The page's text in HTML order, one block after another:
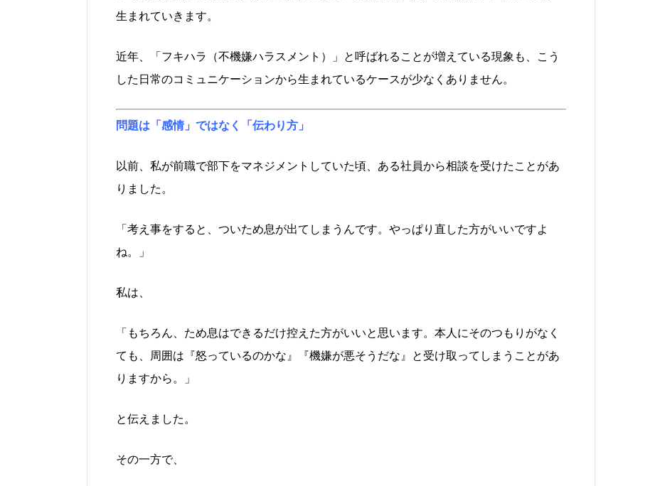
生まれていきます。
近年、「フキハラ（不機嫌ハラスメント）」と呼ばれることが増えている現象も、こう
した日常のコミュニケーションから生まれているケースが少なくありません。
問題は「感情」ではなく「伝わり方」
以前、私が前職で部下をマネジメントしていた頃、ある社員から相談を受けたことがあ
りました。
「考え事をすると、ついため息が出てしまうんです。やっぱり直した方がいいですよ
ね。」
私は、
「もちろん、ため息はできるだけ控えた方がいいと思います。本人にそのつもりがなく
ても、周囲は『怒っているのかな』『機嫌が悪そうだな』と受け取ってしまうことがあ
りますから。」
と伝えました。
その一方で、